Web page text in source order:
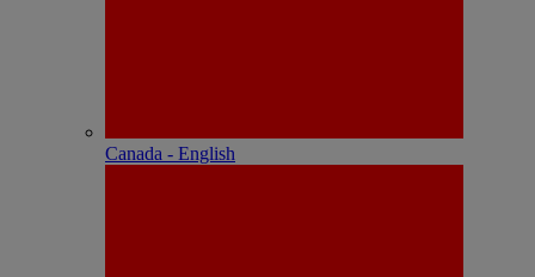
Canada - English